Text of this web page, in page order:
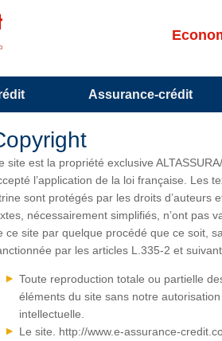
Assurance-crédit
site est la propriété exclusive
l’application de la loi française. Les
sont protégés par les droits d’auteurs
nécessairement simplifiés, n’ont pas
ce site par quelque procédé que ce soit,
par les articles L.335-2 et
Toute reproduction totale ou partielle
éléments du site sans notre
intellectuelle.
Le site. http://www.e-assurance-